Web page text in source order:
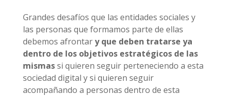
Grandes desafíos que las entidades sociales y
las personas que formamos parte de ellas
debemos afrontary que deben tratarse ya
dentro de los objetivos estratégicos de las
mismassi quieren seguir perteneciendo a esta
sociedad digital y si quieren seguir
acompañando a personas dentro de esta